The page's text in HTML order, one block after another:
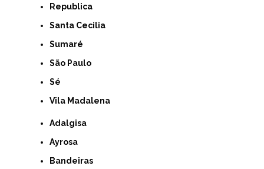
Republica
Santa Cecilia
Sumaré
São Paulo
Sé
Vila Madalena
Adalgisa
Ayrosa
Bandeiras